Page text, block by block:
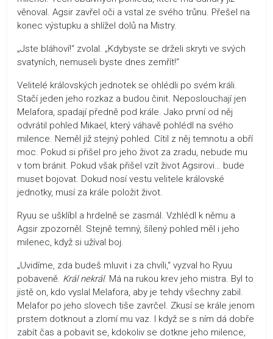
věnoval. Agsir zavřel oči a vstal ze svého trůnu. Přešel na
konec výstupku a shlížel dolů na Mistry.
„Jste bláhoví!“ zvolal. „Kdybyste se drželi skryti ve svých
svatyních, nemuseli byste dnes zemřít!“
Velitelé královských jednotek se ohlédli po svém králi.
Stačí jeden jeho rozkaz a budou činit. Neposlouchají jen
Melafora, spadají předně pod krále. Jako první od něj
odvrátil pohled Mikael, který váhavě pohlédl na svého
milence. Neměl již stejný pohled. Cítil z něj temnotu a obří
moc. Pokud si přišel pro jeho život za zradu, nebude mu
v tom bránit. Pokud však přišel vzít život Agsirovi… bude
muset bojovat. Dokud nosí vestu velitele královské
jednotky, musí za krále položit život.
Ryuu se ušklíbl a hrdelně se zasmál. Vzhlédl k němu a
Agsir zpozorněl. Stejně temný, šílený pohled měl i jeho
milenec, když si užíval boj.
„Uvidíme, zda budeš mluvit i za chvíli,“ vyzval ho Ryuu
pobaveně. Král nekrál. Má na rukou krev jeho mistra. Byl to
jistě on, kdo vyslal Melafora, aby je tehdy všechny zabil.
Melafor po jeho slovech tiše zavrčel. Zkusí se krále jenom
prstem dotknout a zlomí mu vaz. I když se s ním dá dobře
zabít čas a pobavit se, kdokoliv se dotkne jeho milence,